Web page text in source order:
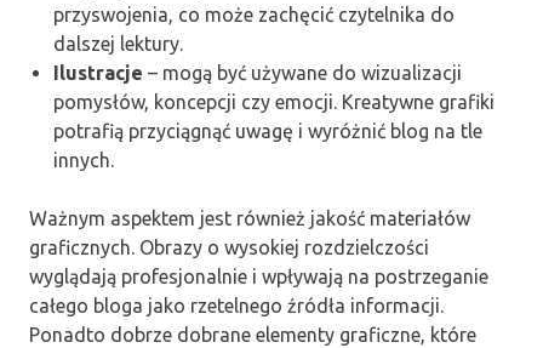
przyswojenia, co może zachęcić czytelnika do
dalszej lektury.
Ilustracje – mogą być używane do wizualizacji
pomysłów, koncepcji czy emocji. Kreatywne grafiki
potrafią przyciągnąć uwagę i wyróżnić blog na tle
innych.
Ważnym aspektem jest również jakość materiałów
graficznych. Obrazy o wysokiej rozdzielczości
wyglądają profesjonalnie i wpływają na postrzeganie
całego bloga jako rzetelnego źródła informacji.
Ponadto dobrze dobrane elementy graficzne, które